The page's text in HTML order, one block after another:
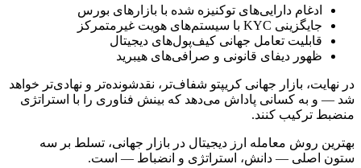
ادغام دارایی‌های توکنیزه شده با بازارهای بورس
جایگزینی KYC با سیستم‌های هویت غیرمتمرکز
قابلیت تعامل جهانی کیف‌پول‌های دیجیتال
ظهور دیفای قانونی و صرافی‌های هیبرید
در نهایت، بازار جهانی کریپتو شفاف‌تر، نقدشونده‌تر و نهادی‌تر خواهد
شد — و به کسانی پاداش می‌دهد که بینش فناوری را با استراتژی
منضبط ترکیب کنند.
بهترین روش معامله ارز دیجیتال در بازار جهانی، تسلط بر سه
ستون اصلی — دانش، استراتژی و انضباط — است.